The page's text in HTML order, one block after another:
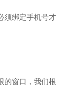
须绑定手机号才
的窗口，我们根